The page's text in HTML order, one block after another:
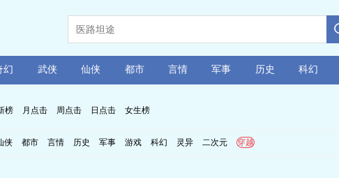
幻 武侠 仙侠 都市 言情 军事 历史 科幻
榜 月点击 周点击 日点击 女生榜
侠 都市 言情 历史 军事 游戏 科幻 灵异 二次元 穿越